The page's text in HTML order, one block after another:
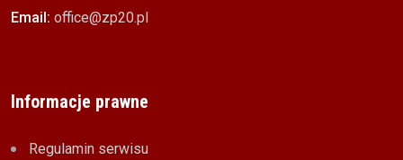
Email: office@zp20.pl
Informacje prawne
Regulamin serwisu